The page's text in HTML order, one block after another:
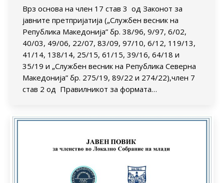
Врз основа на член 17 став 3 од Законот за
јавните претпријатија („Службен весник на
Република Македонија” бр. 38/96, 9/97, 6/02,
40/03, 49/06, 22/07, 83/09, 97/10, 6/12, 119/13,
41/14, 138/14, 25/15, 61/15, 39/16, 64/18 и
35/19 и „Службен весник на Република Северна
Македонија” бр. 275/19, 89/22 и 274/22),член 7
став 2 од Правилникот за формата…